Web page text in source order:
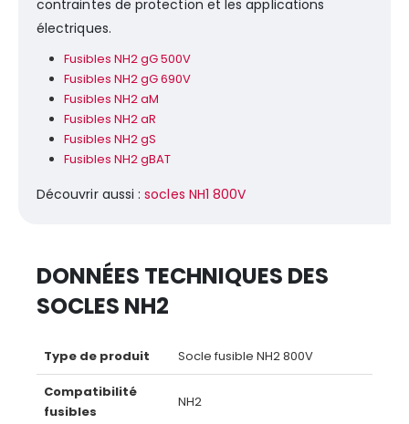
contraintes de protection et les applications
électriques.
Fusibles NH2 gG 500V
Fusibles NH2 gG 690V
Fusibles NH2 aM
Fusibles NH2 aR
Fusibles NH2 gS
Fusibles NH2 gBAT
Découvrir aussi :socles NH1 800V
DONNÉES TECHNIQUES DES
SOCLES NH2
Type de produit Socle fusible NH2 800V
Compatibilité
fusibles
NH2